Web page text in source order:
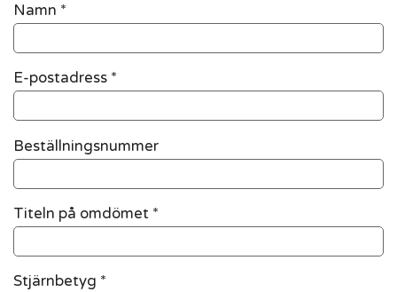
Namn *
E-postadress *
Beställningsnummer
Titeln på omdömet *
Stjärnbetyg *